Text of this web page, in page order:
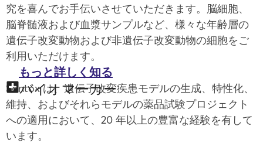
究を喜んでお手伝いさせていただきます。脳細胞、
脳脊髄液および血漿サンプルなど、様々な年齢層の
遺伝子改変動物および非遺伝子改変動物の細胞をご
利用いただけます。
もっと詳しく知る
バイオマーカー
Santox は、遺伝子改変疾患モデルの生成、特性化、
維持、およびそれらモデルの薬品試験プロジェクト
への適用において、20 年以上の豊富な経験を有して
います。